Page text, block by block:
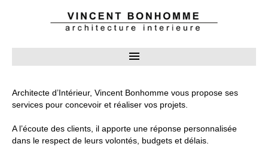
Architecte d’Intérieur, Vincent Bonhomme vous propose ses
services pour concevoir et réaliser vos projets.
A l’écoute des clients, il apporte une réponse personnalisée
dans le respect de leurs volontés, budgets et délais.